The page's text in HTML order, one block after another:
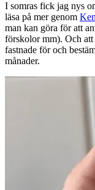
I somras fick jag nys
läsa på mer genom
man kan göra för att
förskolor mm). Och att
fastnade för och
månader.